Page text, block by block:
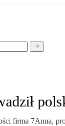
firma 7Anna,